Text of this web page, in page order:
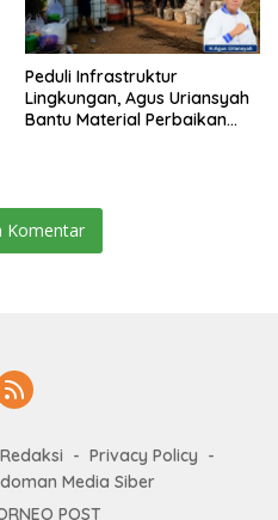
Peduli Infrastruktur
Lingkungan, Agus Uriansyah
Bantu Material Perbaikan
Komentar
Redaksi
Privacy Policy
Media Siber
POST